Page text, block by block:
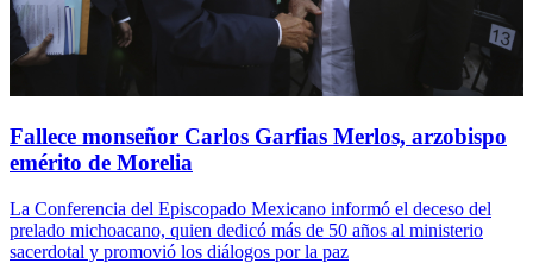
Fallece monseñor Carlos Garfias Merlos, arzobispo
emérito de Morelia
La Conferencia del Episcopado Mexicano informó el deceso del
prelado michoacano, quien dedicó más de 50 años al ministerio
sacerdotal y promovió los diálogos por la paz